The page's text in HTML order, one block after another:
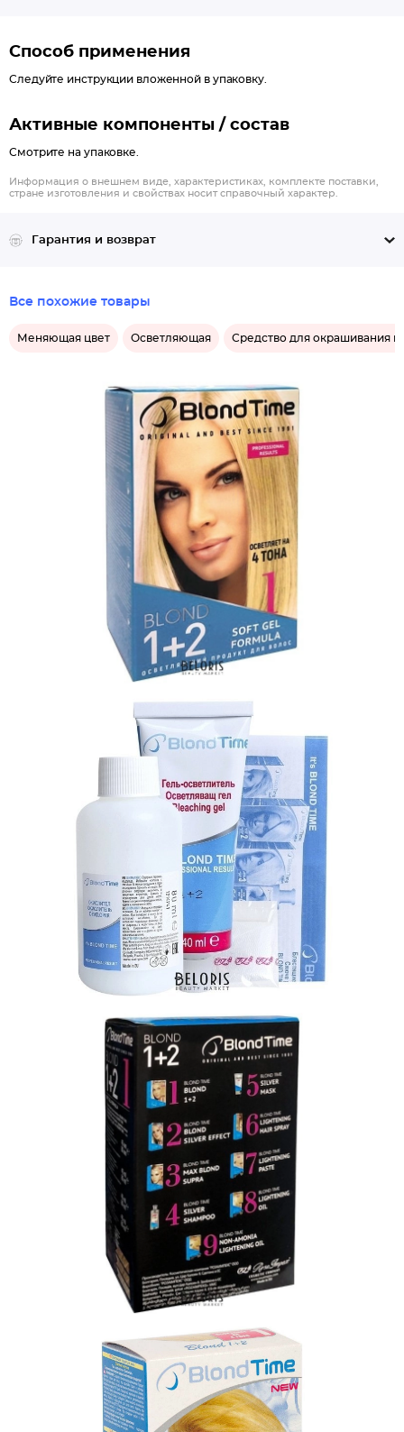
Способ применения
Следуйте инструкции вложенной в упаковку.
Активные компоненты / состав
Смотрите на упаковке.
Информация о внешнем виде, характеристиках, комплекте поставки,
стране изготовления и свойствах носит справочный характер.
Гарантия и возврат
Все похожие товары
Меняющая цвет Осветляющая Средство для окрашивания